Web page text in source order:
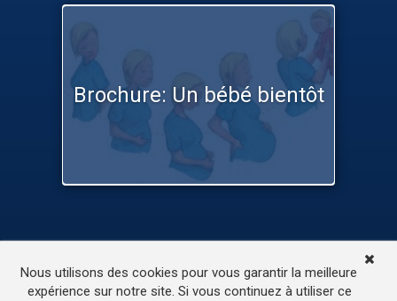
Brochure: Un bébé bientôt
L’accessibilité de ce site
Nous utilisons des cookies pour vous garantir la meilleure
expérience sur notre site. Si vous continuez à utiliser ce